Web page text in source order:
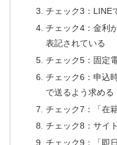
チェック3：LINE
チェック4：金利
表記されている
チェック5：固定
チェック6：申込
で送るよう求める
チェック7：「在
チェック8：サイ
チェック9：「即